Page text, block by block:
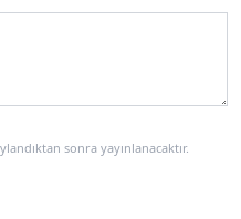
sonra yayınlanacaktır.